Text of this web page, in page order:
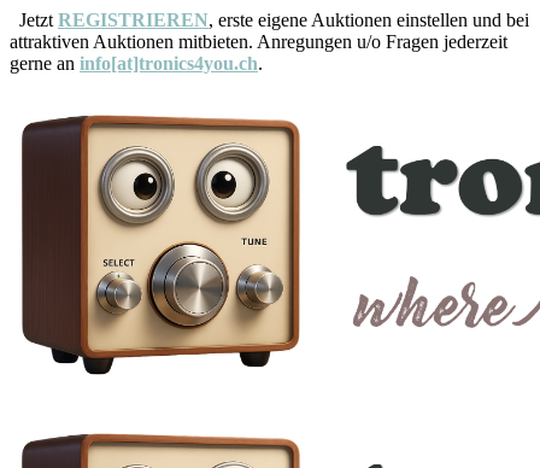
Jetzt REGISTRIEREN, erste eigene Auktionen einstellen und bei
attraktiven Auktionen mitbieten. Anregungen u/o Fragen jederzeit
gerne an info[at]tronics4you.ch.